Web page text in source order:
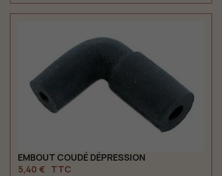
EMBOUT COUDÉ DÉPRESSION
5,40 € TTC